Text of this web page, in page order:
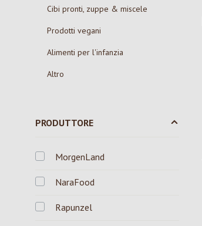
Cibi pronti, zuppe & miscele
Prodotti vegani
Alimenti per l'infanzia
Altro
PRODUTTORE
MorgenLand
NaraFood
Rapunzel